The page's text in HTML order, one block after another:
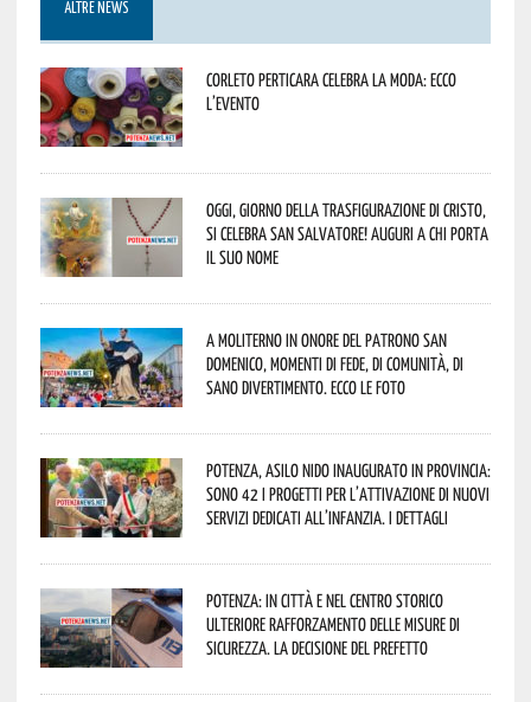
ALTRE NEWS
Corleto Perticara celebra la moda: ecco
l’evento
Oggi, giorno della Trasfigurazione di Cristo,
si celebra San Salvatore! Auguri a chi porta
il suo nome
A Moliterno in onore del Patrono San
Domenico, momenti di fede, di comunità, di
sano divertimento. Ecco le foto
Potenza, asilo nido inaugurato in provincia:
sono 42 i progetti per l’attivazione di nuovi
servizi dedicati all’infanzia. I dettagli
Potenza: in città e nel centro storico
ulteriore rafforzamento delle misure di
sicurezza. La decisione del Prefetto